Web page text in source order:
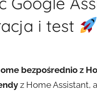
i test
bezpośrednio z
z Home Assistant,